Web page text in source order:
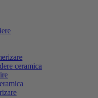
ceramica